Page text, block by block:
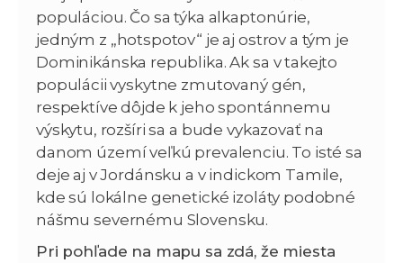
populáciou. Čo sa týka alkaptonúrie,
jedným z „hotspotov“ je aj ostrov a tým je
Dominikánska republika. Ak sa v takejto
populácii vyskytne zmutovaný gén,
respektíve dôjde k jeho spontánnemu
výskytu, rozšíri sa a bude vykazovať na
danom území veľkú prevalenciu. To isté sa
deje aj v Jordánsku a v indickom Tamile,
kde sú lokálne genetické izoláty podobné
nášmu severnému Slovensku.
Pri pohľade na mapu sa zdá, že miesta